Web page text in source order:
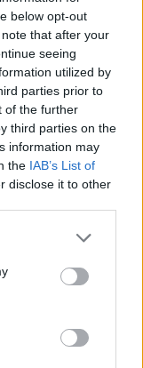
below opt-out
that after your
seeing
utilized by
parties prior to
of the further
third parties on the
information may
the IAB’s List of
disclose it to other
• pomurec.com
•